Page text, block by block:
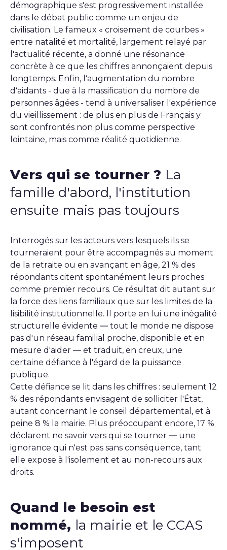
démographique s'est progressivement installée
dans le débat public comme un enjeu de
civilisation. Le fameux « croisement de courbes »
entre natalité et mortalité, largement relayé par
l'actualité récente, a donné une résonance
concrète à ce que les chiffres annonçaient depuis
longtemps. Enfin, l’augmentation du nombre
d’aidants - due à la massification du nombre de
personnes âgées - tend à universaliser l'expérience
du vieillissement : de plus en plus de Français y
sont confrontés non plus comme perspective
lointaine, mais comme réalité quotidienne.
Vers qui se tourner ? La
famille d'abord, l'institution
ensuite mais pas toujours
Interrogés sur les acteurs vers lesquels ils se
tourneraient pour être accompagnés au moment
de la retraite ou en avançant en âge, 21 % des
répondants citent spontanément leurs proches
comme premier recours. Ce résultat dit autant sur
la force des liens familiaux que sur les limites de la
lisibilité institutionnelle. Il porte en lui une inégalité
structurelle évidente — tout le monde ne dispose
pas d'un réseau familial proche, disponible et en
mesure d'aider — et traduit, en creux, une
certaine défiance à l'égard de la puissance
publique.
Cette défiance se lit dans les chiffres : seulement 12
% des répondants envisagent de solliciter l'État,
autant concernant le conseil départemental, et à
peine 8 % la mairie. Plus préoccupant encore, 17 %
déclarent ne savoir vers qui se tourner — une
ignorance qui n'est pas sans conséquence, tant
elle expose à l'isolement et au non-recours aux
droits.
Quand le besoin est
nommé, la mairie et le CCAS
s'imposent